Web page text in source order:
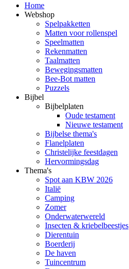
Home
Webshop
Spelpakketten
Matten voor rollenspel
Speelmatten
Rekenmatten
Taalmatten
Bewegingsmatten
Bee-Bot matten
Puzzels
Bijbel
Bijbelplaten
Oude testament
Nieuwe testament
Bijbelse thema's
Flanelplaten
Christelijke feestdagen
Hervormingsdag
Thema's
Spot aan KBW 2026
Italië
Camping
Zomer
Onderwaterwereld
Insecten & kriebelbeestjes
Dierentuin
Boerderij
De haven
Tuincentrum